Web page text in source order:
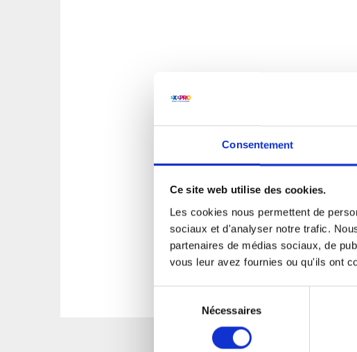
Consentement
Ce site web utilise des cookies.
Les cookies nous permettent de
sociaux et d'analyser notre trafic.
partenaires de médias sociaux, de
vous leur avez fournies ou qu'ils ont
consentement
Nécessaires